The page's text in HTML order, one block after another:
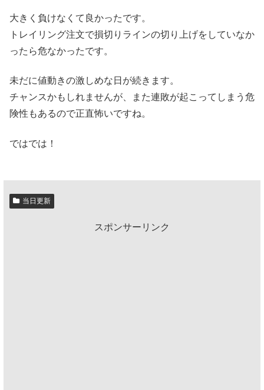
大きく負けなくて良かったです。
トレイリング注文で損切りラインの切り上げをしていなか
ったら危なかったです。
未だに値動きの激しめな日が続きます。
チャンスかもしれませんが、また連敗が起こってしまう危
険性もあるので正直怖いですね。
ではでは！
当日更新
スポンサーリンク